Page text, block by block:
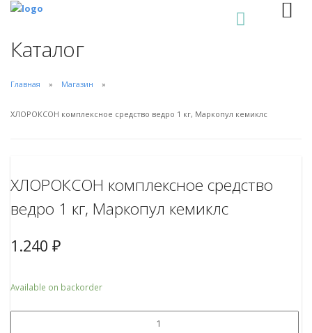
Каталог
Главная Магазин
ХЛОРОКСОН комплексное средство ведро 1 кг, Маркопул кемиклс
ХЛОРОКСОН комплексное средство
ведро 1 кг, Маркопул кемиклс
1.240 ₽
Available on backorder